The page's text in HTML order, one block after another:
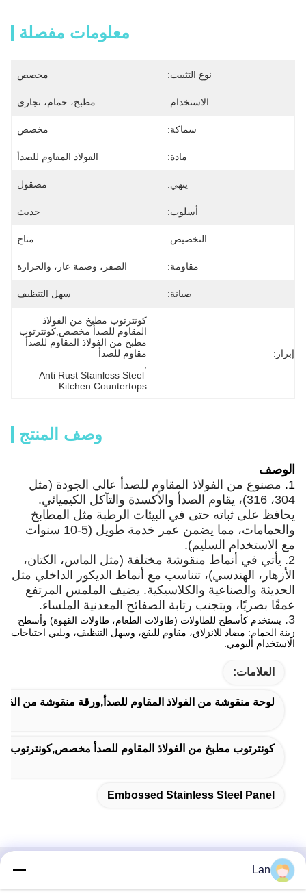
معلومات مفصلة
نوع التثبيت: مخصص
الاستخدام: مطبخ، حمام، تجاري
سماكة: مخصص
مادة: الفولاذ المقاوم للصدأ
ينهي: مصقول
أسلوب: حديث
التخصيص: متاح
مقاومة: الصفر، وصمة عار، والحرارة
صيانة: سهل التنظيف
إبراز:
مقاوم للصدأ
Anti Rust Stainless Steel
Kitchen Countertops
وصف المنتج
الوصف
1. مصنوع من الفولاذ المقاوم للصدأ عالي الجودة (مثل
304، 316)، يقاوم الصدأ والأكسدة والتآكل الكيميائي.
يحافظ على ثباته حتى في البيئات الرطبة مثل المطابخ
والحمامات، مما يضمن عمر خدمة طويل (5-10 سنوات
مع الاستخدام السليم).
2. يأتي في أنماط منقوشة مختلفة (مثل الماس، الكتان،
الأزهار، الهندسي)، تتناسب مع أنماط الديكور الداخلي مثل
الحديثة والصناعية والكلاسيكية. يضيف الملمس المرتفع
عمقًا بصريًا، ويتجنب رتابة الصفائح المعدنية الملساء.
3.
يستخدم كأسطح للطاولات (طاولات الطعام، طاولات القهوة) وأسطح
زينة الحمام: مضاد للانزلاق، مقاوم للبقع، وسهل التنظيف، ويلبي احتياجات
الاستخدام اليومي.
العلامات:
لوحة منقوشة من الفولاذ المقاوم للصدأ,ورقة منقوشة من
كونترتوب مطبخ من الفولاذ المقاوم للصدأ مخصص,كونترتوب
Embossed Stainless Steel Panel
اتصال سريع
Lan